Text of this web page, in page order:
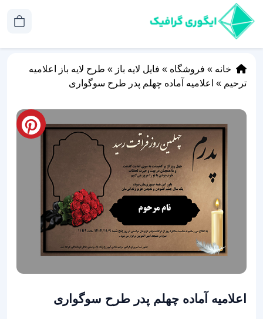
خانه » فروشگاه » فایل لایه باز » طرح لایه باز اعلامیه
ترحیم » اعلامیه آماده چهلم پدر طرح سوگواری
اعلامیه آماده چهلم پدر طرح سوگواری